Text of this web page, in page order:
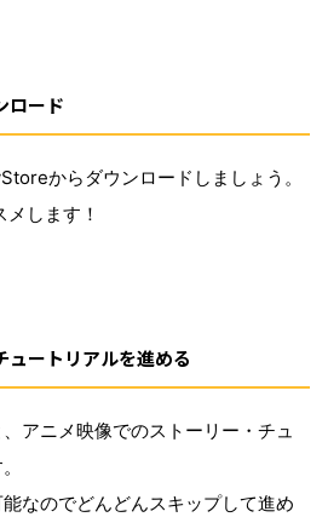
ロード
からダウンロードしましょう。
メします！
ュートリアルを進める
アニメ映像でのストーリー・チュ
なのでどんどんスキップして進め